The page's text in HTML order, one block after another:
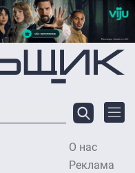
О нас
Реклама